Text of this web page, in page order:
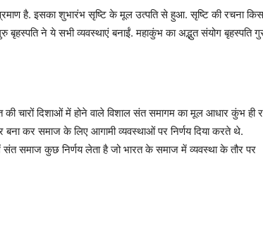
है. इसका शुभारंभ सृष्टि के मूल उत्पति से हुआ. सृष्टि की रचना किस
बृहस्पति ने ये सभी व्यवस्थाएं बनाईं. महाकुंभ का अद्भुत संयोग बृहस्पति
की चारों दिशाओं में होने वाले विशाल संत समागम का मूल आधार कुंभ ही
कर समाज के लिए आगामी व्यवस्थाओं पर निर्णय दिया करते थे.
समाज कुछ निर्णय लेता है जो भारत के समाज में व्यवस्था के तौर पर